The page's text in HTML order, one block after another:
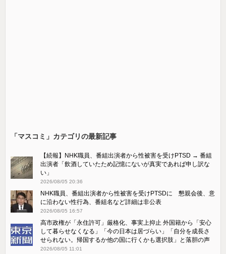
「マスコミ」カテゴリの最新記事
【続報】NHK職員、番組出演者から性被害を受けPTSD → 番組
出演者「飲酒していたため記憶にないが真実であれば申し訳な
い」
2026/08/05 20:36
NHK職員、番組出演者から性被害を受けPTSDに 懇親会後、意
に沿わない性行為、番組名など詳細は非公表
2026/08/05 16:57
高市政権が「永住許可」厳格化、事実上抑止 外国籍から「安心
して暮らせなくなる」「今の日本は居づらい」「自分を成長さ
せられない。帰国するか他の国に行くかも選択肢」と落胆の声
2026/08/05 11:01